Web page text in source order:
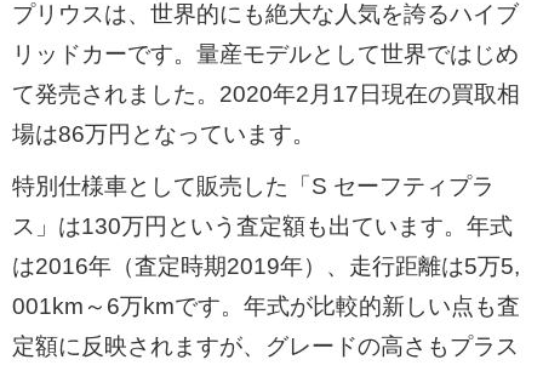
プリウスは、世界的にも絶大な人気を誇るハイブ
リッドカーです。量産モデルとして世界ではじめ
て発売されました。2020年2月17日現在の買取相
場は86万円となっています。
特別仕様車として販売した「S セーフティプラ
ス」は130万円という査定額も出ています。年式
は2016年（査定時期2019年）、走行距離は5万5,
001km～6万kmです。年式が比較的新しい点も査
定額に反映されますが、グレードの高さもプラス